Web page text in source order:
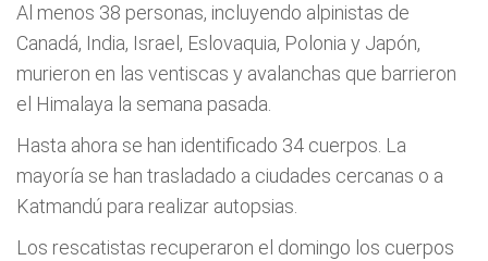
Al menos 38 personas, incluyendo alpinistas de
Canadá, India, Israel, Eslovaquia, Polonia y Japón,
murieron en las ventiscas y avalanchas que barrieron
el Himalaya la semana pasada.
Hasta ahora se han identificado 34 cuerpos. La
mayoría se han trasladado a ciudades cercanas o a
Katmandú para realizar autopsias.
Los rescatistas recuperaron el domingo los cuerpos